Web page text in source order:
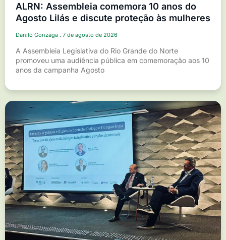
ALRN: Assembleia comemora 10 anos do
Agosto Lilás e discute proteção às mulheres
Danilo Gonzaga 7 de agosto de 2026
A Assembleia Legislativa do Rio Grande do Norte
promoveu uma audiência pública em comemoração aos 10
anos da campanha Agosto